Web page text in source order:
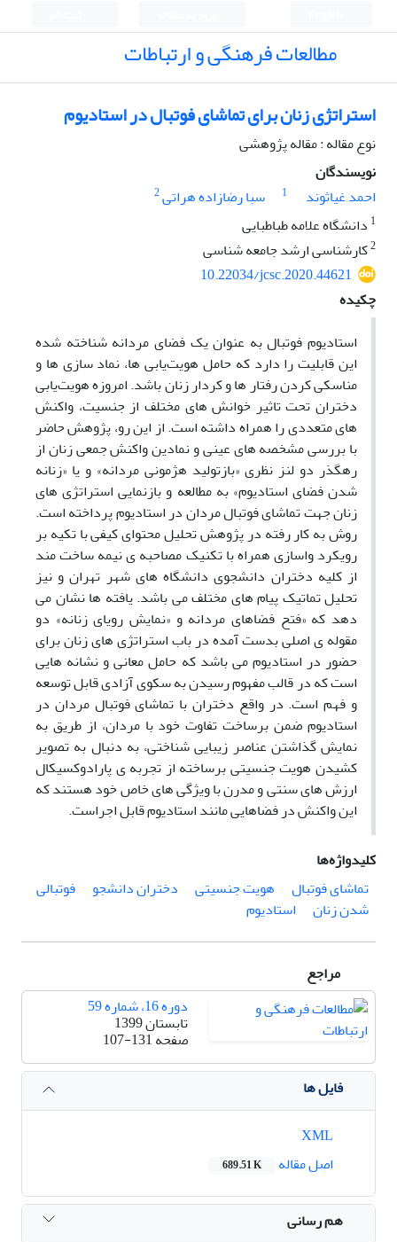
مطالعات فرهنگی و ارتباطات
استراتژی زنان برای تماشای فوتبال در استادیوم
نوع مقاله : مقاله پژوهشی
نویسندگان
احمد غیاثوند
1 سبا رضازاده هراتی2
1 دانشگاه علامه طباطبایی
2کارشناسی ارشد جامعه شناسی
10.22034/jcsc.2020.44621
چکیده
استادیوم فوتبال به عنوان یک فضای مردانه‌ شناخته شده
این قابلیت را دارد که حامل هویت‌یابی ها، نماد سازی ها و
مناسکی کردن رفتار ها و کردار زنان باشد. امروزه هویت‌یابی
دختران تحت تاثیر خوانش های مختلف از جنسیت، واکنش
های متعددی را همراه داشته است. از این رو، پژوهش حاضر
با بررسی مشخصه های عینی و نمادین واکنش جمعی زنان از
رهگذر دو لنز نظری «بازتولید هژمونی مردانه» و یا «زنانه
شدن فضای استادیوم» به مطالعه و بازنمایی استراتژی های
زنان جهت تماشای فوتبال مردان در استادیوم پرداخته است.
روش به کار رفته در پژوهش تحلیل محتوای کیفی با تکیه بر
رویکرد واسازی همراه با تکنیک مصاحبه ی نیمه ساخت مند
از کلیه دختران دانشجوی دانشگاه های شهر تهران و نیز
تحلیل تماتیک پیام های مختلف می باشد. یافته ها نشان می
دهد که «فتح فضاهای مردانه و «نمایش رویای زنانه» دو
مقوله ی اصلی بدست آمده در باب استراتژی های زنان برای
حضور در استادیوم می باشد که حامل معانی و نشانه هایی
است که در قالب مفهوم رسیدن به سکوی آزادی قابل توسعه
و فهم است. در واقع دختران با تماشای فوتبال مردان در
استادیوم ضمن برساخت تفاوت خود با مردان، از طریق به
نمایش گذاشتن عناصر زیبایی شناختی، به دنبال به تصویر
کشیدن هویت جنسیتی برساخته از تجربه ی پارادوکسیکال
ارزش های سنتی و مدرن با ویژگی های خاص خود هستند که
این واکنش در فضاهایی مانند استادیوم قابل اجراست.
کلیدواژه‌ها
تماشای فوتبال
هویت جنسیتی دختران دانشجو
فوتبالی
شدن زنان
استادیوم
مراجع
دوره 16، شماره 59
تابستان 1399
صفحه107-131
فایل ها
اصل مقاله
689.51 K
هم رسانی